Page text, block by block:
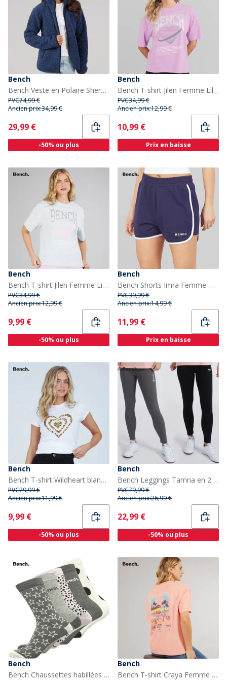
Bench
Bench Veste en Polaire Sherpa Femme marine
PVC74,99 €
Ancien prix:34,99 €
Current
29,99 €
-50% ou plus
Bench
Bench T-shirt Jilen Femme Lilac Breeze
PVC34,99 €
Ancien prix:12,99 €
Current
10,99 €
Prix en baisse
Bench
Bench T-shirt Jilen Femme Light Blue
PVC34,99 €
Ancien prix:12,99 €
Current
9,99 €
-50% ou plus
Bench
Bench Shorts Imra Femme Deep Navy
PVC39,99 €
Ancien prix:14,99 €
Current
11,99 €
Prix en baisse
Bench
Bench T-shirt Wildheart blanc femme
PVC29,99 €
Ancien prix:11,99 €
Current
9,99 €
-50% ou plus
Bench
Bench Leggings Tamna en 2 pièces Noir/Charbon Femme
PVC79,99 €
Ancien prix:26,99 €
Current
22,99 €
-50% ou plus
Bench
Bench Chaussettes habillées Berenice, lot de 5, multicolores Femme
Bench
Bench T-shirt Craya Femme Pink Coral